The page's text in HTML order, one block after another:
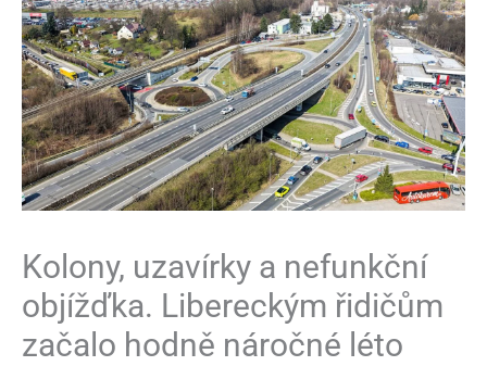
Kolony, uzavírky a nefunkční
objížďka. Libereckým řidičům
začalo hodně náročné léto